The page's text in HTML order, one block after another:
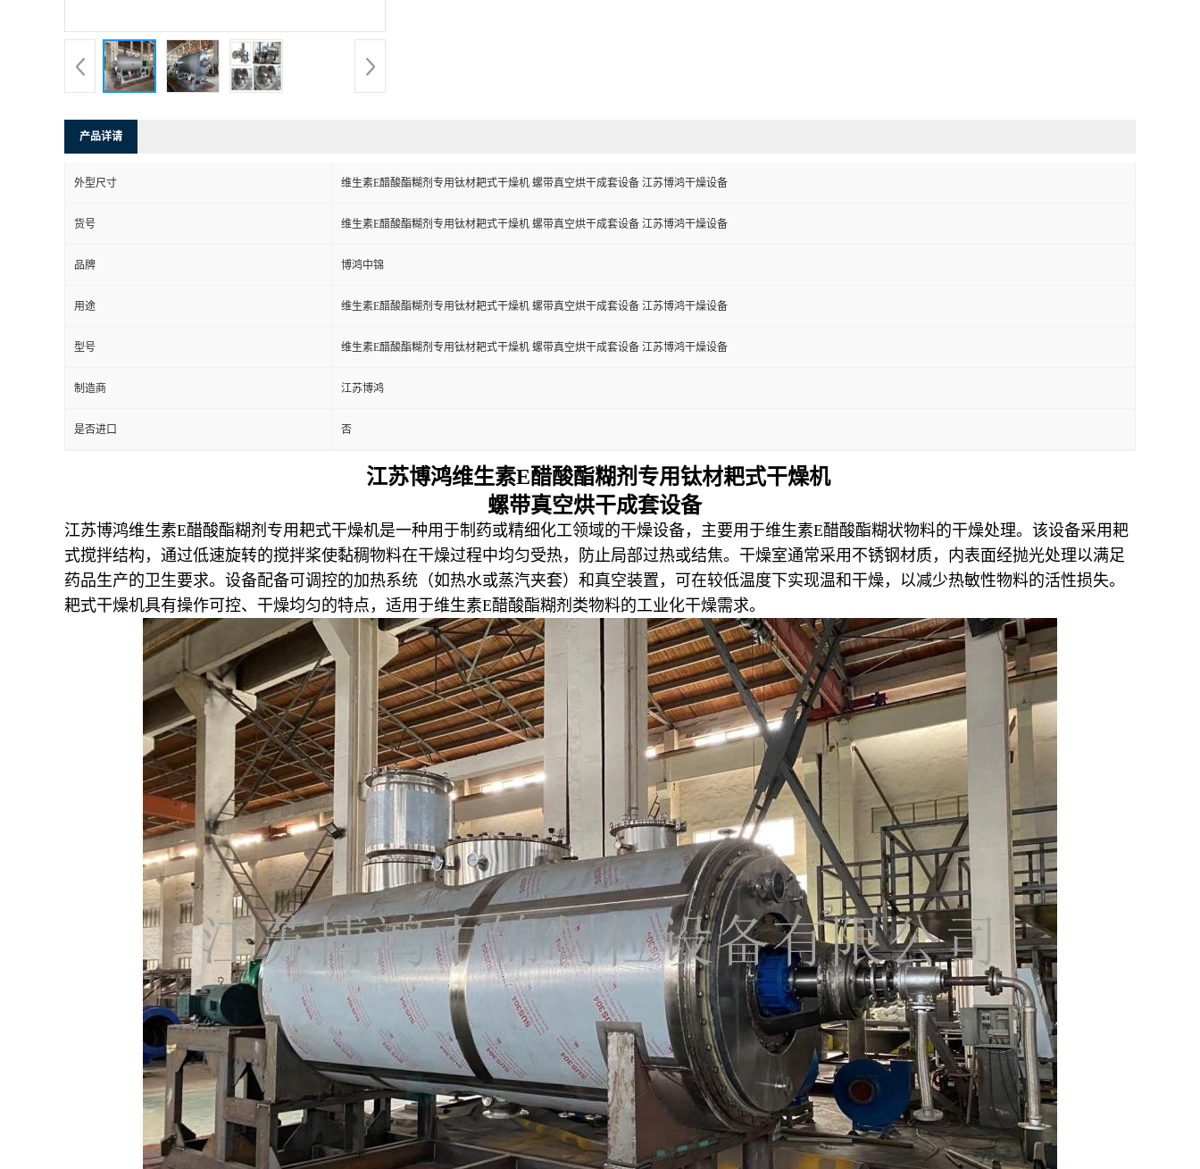
产品详请
外型尺寸 维生素E醋酸酯糊剂专用钛材耙式干燥机 螺带真空烘干成套设备 江苏博鸿干燥设备
货号 维生素E醋酸酯糊剂专用钛材耙式干燥机 螺带真空烘干成套设备 江苏博鸿干燥设备
品牌 博鸿中锦
用途 维生素E醋酸酯糊剂专用钛材耙式干燥机 螺带真空烘干成套设备 江苏博鸿干燥设备
型号 维生素E醋酸酯糊剂专用钛材耙式干燥机 螺带真空烘干成套设备 江苏博鸿干燥设备
制造商 江苏博鸿
是否进口 否
江苏博鸿维生素E醋酸酯糊剂专用钛材耙式干燥机
螺带真空烘干成套设备
江苏博鸿维生素E醋酸酯糊剂专用耙式干燥机是一种用于制药或精细化工领域的干燥设备，主要用于维生素E醋酸酯糊状物料的干燥处理。该设备采用耙
式搅拌结构，通过低速旋转的搅拌桨使黏稠物料在干燥过程中均匀受热，防止局部过热或结焦。干燥室通常采用不锈钢材质，内表面经抛光处理以满足
药品生产的卫生要求。设备配备可调控的加热系统（如热水或蒸汽夹套）和真空装置，可在较低温度下实现温和干燥，以减少热敏性物料的活性损失。
耙式干燥机具有操作可控、干燥均匀的特点，适用于维生素E醋酸酯糊剂类物料的工业化干燥需求。